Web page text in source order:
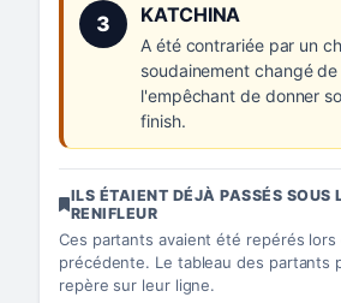
3 Numéro 3 :
KATCHINA
A été contrariée par un
soudainement changé
l'empêchant de donner
finish.
ILS ÉTAIENT DÉJÀ PASSÉS SOUS
RENIFLEUR
Ces partants avaient été repérés
précédente. Le tableau des partants
repère sur leur ligne.